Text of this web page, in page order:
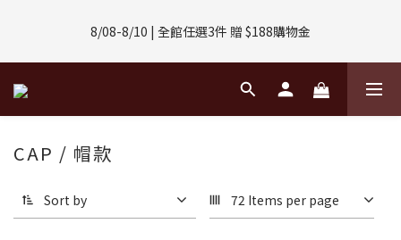
(數量有限售完不補)
8/08-8/10 | 全館任選3件 贈 $188購物金
8/01-8/31 | 任選2件CUBOX正價商品 贈【威靈頓 / 波士頓墨鏡】
CAP / 帽款
Sort by 72 Items per page